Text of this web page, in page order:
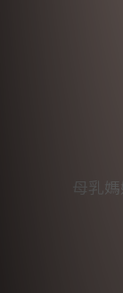
母乳